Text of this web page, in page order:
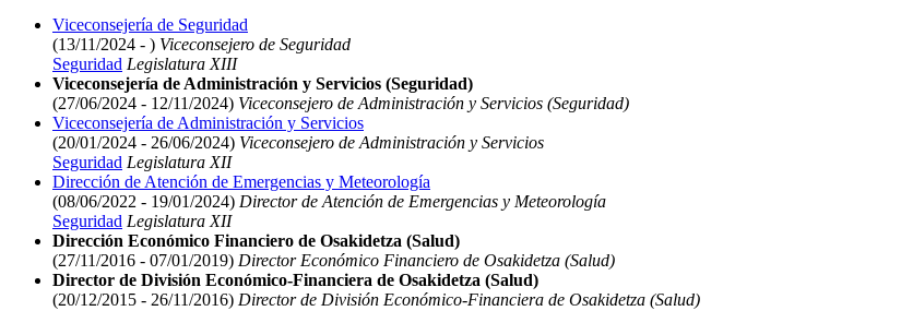
Viceconsejería de Seguridad
(13/11/2024 - ) Viceconsejero de Seguridad
Seguridad Legislatura XIII
Viceconsejería de Administración y Servicios (Seguridad)
(27/06/2024 - 12/11/2024) Viceconsejero de Administración y Servicios (Seguridad)
Viceconsejería de Administración y Servicios
(20/01/2024 - 26/06/2024) Viceconsejero de Administración y Servicios
Seguridad Legislatura XII
Dirección de Atención de Emergencias y Meteorología
(08/06/2022 - 19/01/2024) Director de Atención de Emergencias y Meteorología
Seguridad Legislatura XII
Dirección Económico Financiero de Osakidetza (Salud)
(27/11/2016 - 07/01/2019) Director Económico Financiero de Osakidetza (Salud)
Director de División Económico-Financiera de Osakidetza (Salud)
(20/12/2015 - 26/11/2016) Director de División Económico-Financiera de Osakidetza (Salud)